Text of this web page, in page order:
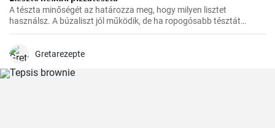
A tészta minőségét az határozza meg, hogy milyen lisztet
használsz. A búzaliszt jól működik, de ha ropogósabb tésztát
szeretnél, használj finomított lisztet.
Gretarezepte